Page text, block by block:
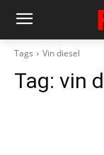
Tags Vin diesel
Tag: vin